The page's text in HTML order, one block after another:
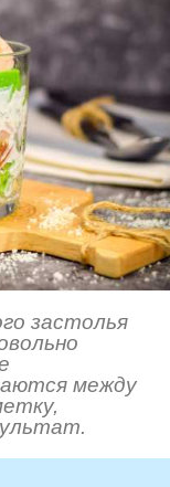
застолья
между